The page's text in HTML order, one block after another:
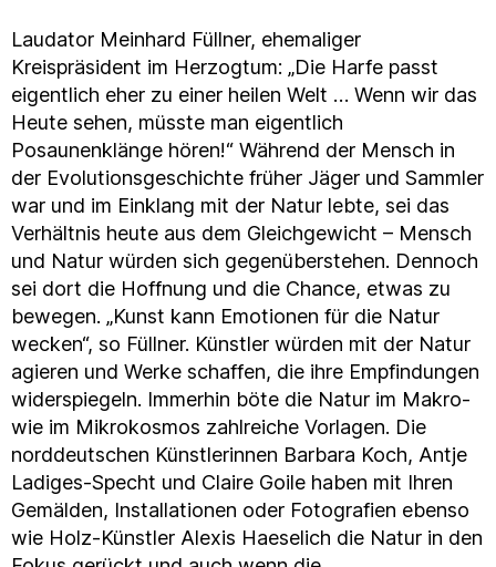
Laudator Meinhard Füllner, ehemaliger
Kreispräsident im Herzogtum: „Die Harfe passt
eigentlich eher zu einer heilen Welt … Wenn wir das
Heute sehen, müsste man eigentlich
Posaunenklänge hören!“ Während der Mensch in
der Evolutionsgeschichte früher Jäger und Sammler
war und im Einklang mit der Natur lebte, sei das
Verhältnis heute aus dem Gleichgewicht – Mensch
und Natur würden sich gegenüberstehen. Dennoch
sei dort die Hoffnung und die Chance, etwas zu
bewegen. „Kunst kann Emotionen für die Natur
wecken“, so Füllner. Künstler würden mit der Natur
agieren und Werke schaffen, die ihre Empfindungen
widerspiegeln. Immerhin böte die Natur im Makro-
wie im Mikrokosmos zahlreiche Vorlagen. Die
norddeutschen Künstlerinnen Barbara Koch, Antje
Ladiges-Specht und Claire Goile haben mit Ihren
Gemälden, Installationen oder Fotografien ebenso
wie Holz-Künstler Alexis Haeselich die Natur in den